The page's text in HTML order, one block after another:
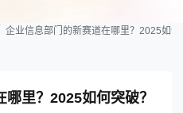
企业信息部门的新赛道在哪里？2025如何
里？2025如何突破？